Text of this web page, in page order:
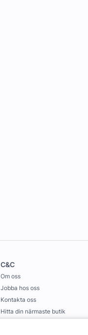
C&C
Om oss
Jobba hos oss
Kontakta oss
Hitta din närmaste butik